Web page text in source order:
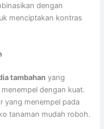
dengan
menciptakan kontras
tambahan yang
dengan kuat.
yang menempel pada
tanaman mudah roboh.